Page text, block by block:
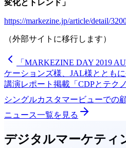
変化とトレンド」
https://markezine.jp/article/detail/
（外部サイトに移行します）
「MARKEZINE DAY 2019
ケーションズ様、JAL様ととも
講演レポート掲載「CDPとテク
シングルカスタマービューでの
ニュース一覧を見る
デジタルマーケティ